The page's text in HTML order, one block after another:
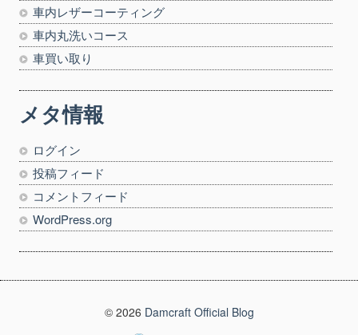
車内レザーコーティング
車内丸洗いコース
車買い取り
メタ情報
ログイン
投稿フィード
コメントフィード
WordPress.org
© 2026 Damcraft Official Blog